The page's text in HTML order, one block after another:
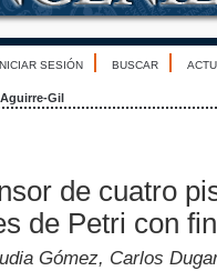
SESIÓN BUSCAR
Aguirre-Gil
de cuatro
de Petri con
Gómez, Carlos